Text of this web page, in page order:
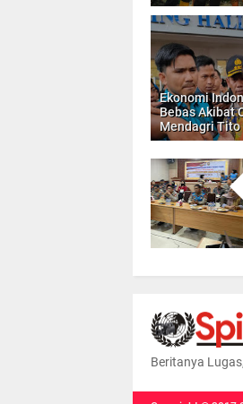
Ekonomi
Bebas Akibat
Mendagri Tito
Beritanya